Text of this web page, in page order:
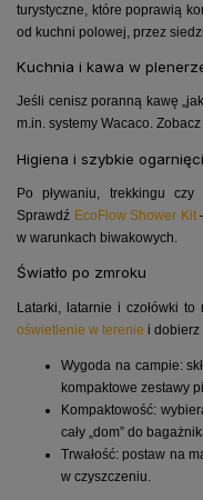
turystyczne, które poprawią
od kuchni polowej, przez
Kuchnia i kawa w
Jeśli cenisz poranną kawę
m.in. systemy Wacaco.
Higiena i szybkie
Po pływaniu, trekkingu
Sprawdź EcoFlow Shower Kit
w warunkach biwakowych.
Światło po zmroku
Latarki, latarnie i czołówki to
oświetlenie w terenie i dobierz
Wygoda na campie:
kompaktowe zestawy
Kompaktowość:
cały „dom” do
Trwałość: postaw na
w czyszczeniu.